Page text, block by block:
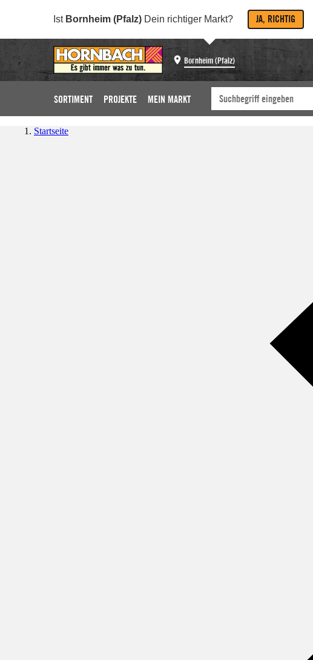
Ist Bornheim (Pfalz) Dein richtiger Markt? JA, RICHTIG
Bornheim (Pfalz)
SORTIMENT PROJEKTE MEIN MARKT
Startseite